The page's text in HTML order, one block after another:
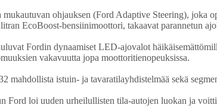
ohjauksen (Ford Adaptive Steering),
EcoBoost-bensiinimoottori, takaavat parannetun
Fordin dynaamiset LED-ajovalot
vakavuutta jopa moottoritienopeuksissa.
istuin- ja tavaratilayhdistelmää sekä
loi uuden urheilullisten tila-autojen luokan ja